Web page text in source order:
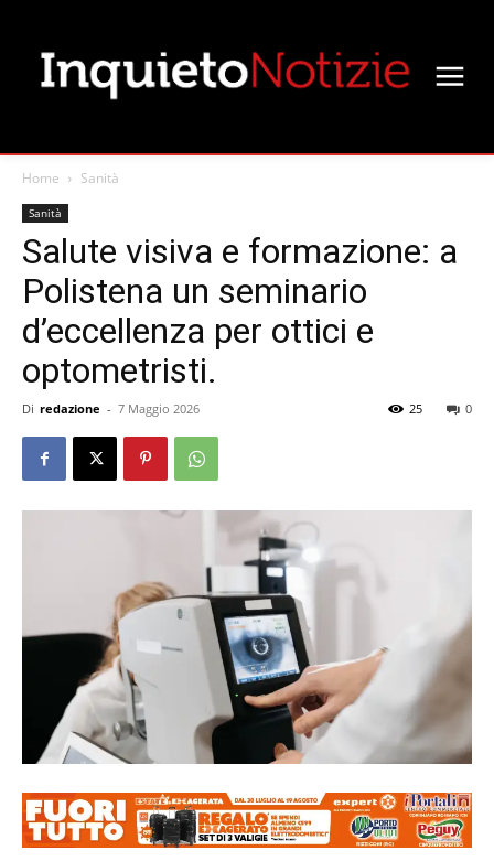
Home Sanità
Sanità
Salute visiva e formazione: a
Polistena un seminario
d’eccellenza per ottici e
optometristi.
Di redazione - 7 Maggio 2026 0
25